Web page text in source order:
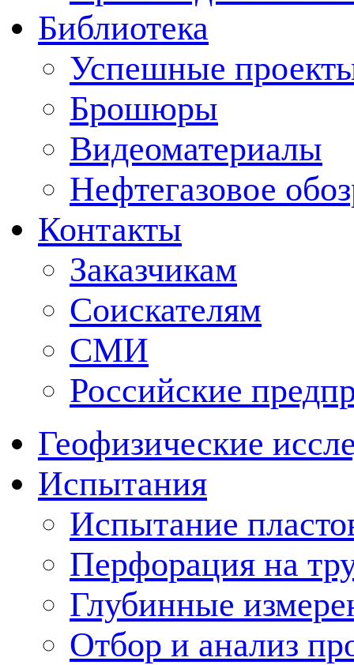
Библиотека
Успешные
Брошюры
Видеоматериалы
Нефтегазовое
Контакты
Заказчикам
Соискателям
СМИ
Российские
Геофизические
Испытания
Испытание
Перфорация на
Глубинные
Отбор и анализ